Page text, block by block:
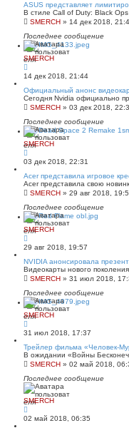
ASUS представляет
В стиле Call of Duty: Black
SMERCH » 14 дек 2018,
Последнее сообщение
SMERCH
14 дек 2018, 21:44
Официальный анонс
Сегодня Nvidia официально
SMERCH » 03 дек 2018,
Последнее сообщение
SMERCH
03 дек 2018, 22:31
Acer представила игровое
Acer представила свою
SMERCH » 29 авг 2018,
Последнее сообщение
SMERCH
29 авг 2018, 19:57
NVIDIA анонсировала
Видеокарты нового поколения
SMERCH » 31 июл 2018,
Последнее сообщение
SMERCH
31 июл 2018, 17:37
Трейлер фильма «Человек-
В ожидании «Войны
SMERCH » 02 май 2018,
Последнее сообщение
SMERCH
02 май 2018, 06:35